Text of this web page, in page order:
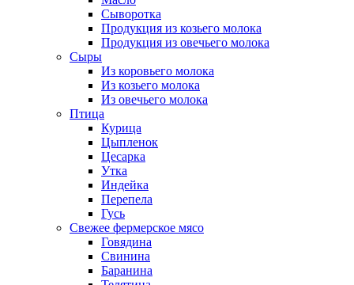
Сыворотка
Продукция из козьего молока
Продукция из овечьего молока
Сыры
Из коровьего молока
Из козьего молока
Из овечьего молока
Птица
Курица
Цыпленок
Цесарка
Утка
Индейка
Перепела
Гусь
Свежее фермерское мясо
Говядина
Свинина
Баранина